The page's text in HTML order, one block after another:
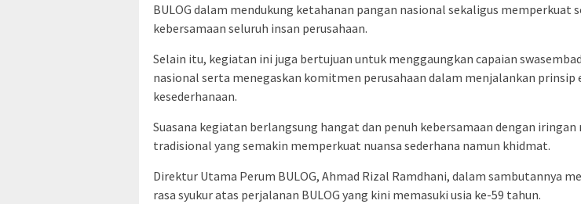
BULOG dalam mendukung ketahanan pangan nasional sekaligus memperkuat
kebersamaan seluruh insan perusahaan.
Selain itu, kegiatan ini juga bertujuan untuk menggaungkan capaian
nasional serta menegaskan komitmen perusahaan dalam menjalankan prinsip
kesederhanaan.
Suasana kegiatan berlangsung hangat dan penuh kebersamaan dengan iringan
tradisional yang semakin memperkuat nuansa sederhana namun khidmat.
Direktur Utama Perum BULOG, Ahmad Rizal Ramdhani, dalam sambutannya
rasa syukur atas perjalanan BULOG yang kini memasuki usia ke-59 tahun.